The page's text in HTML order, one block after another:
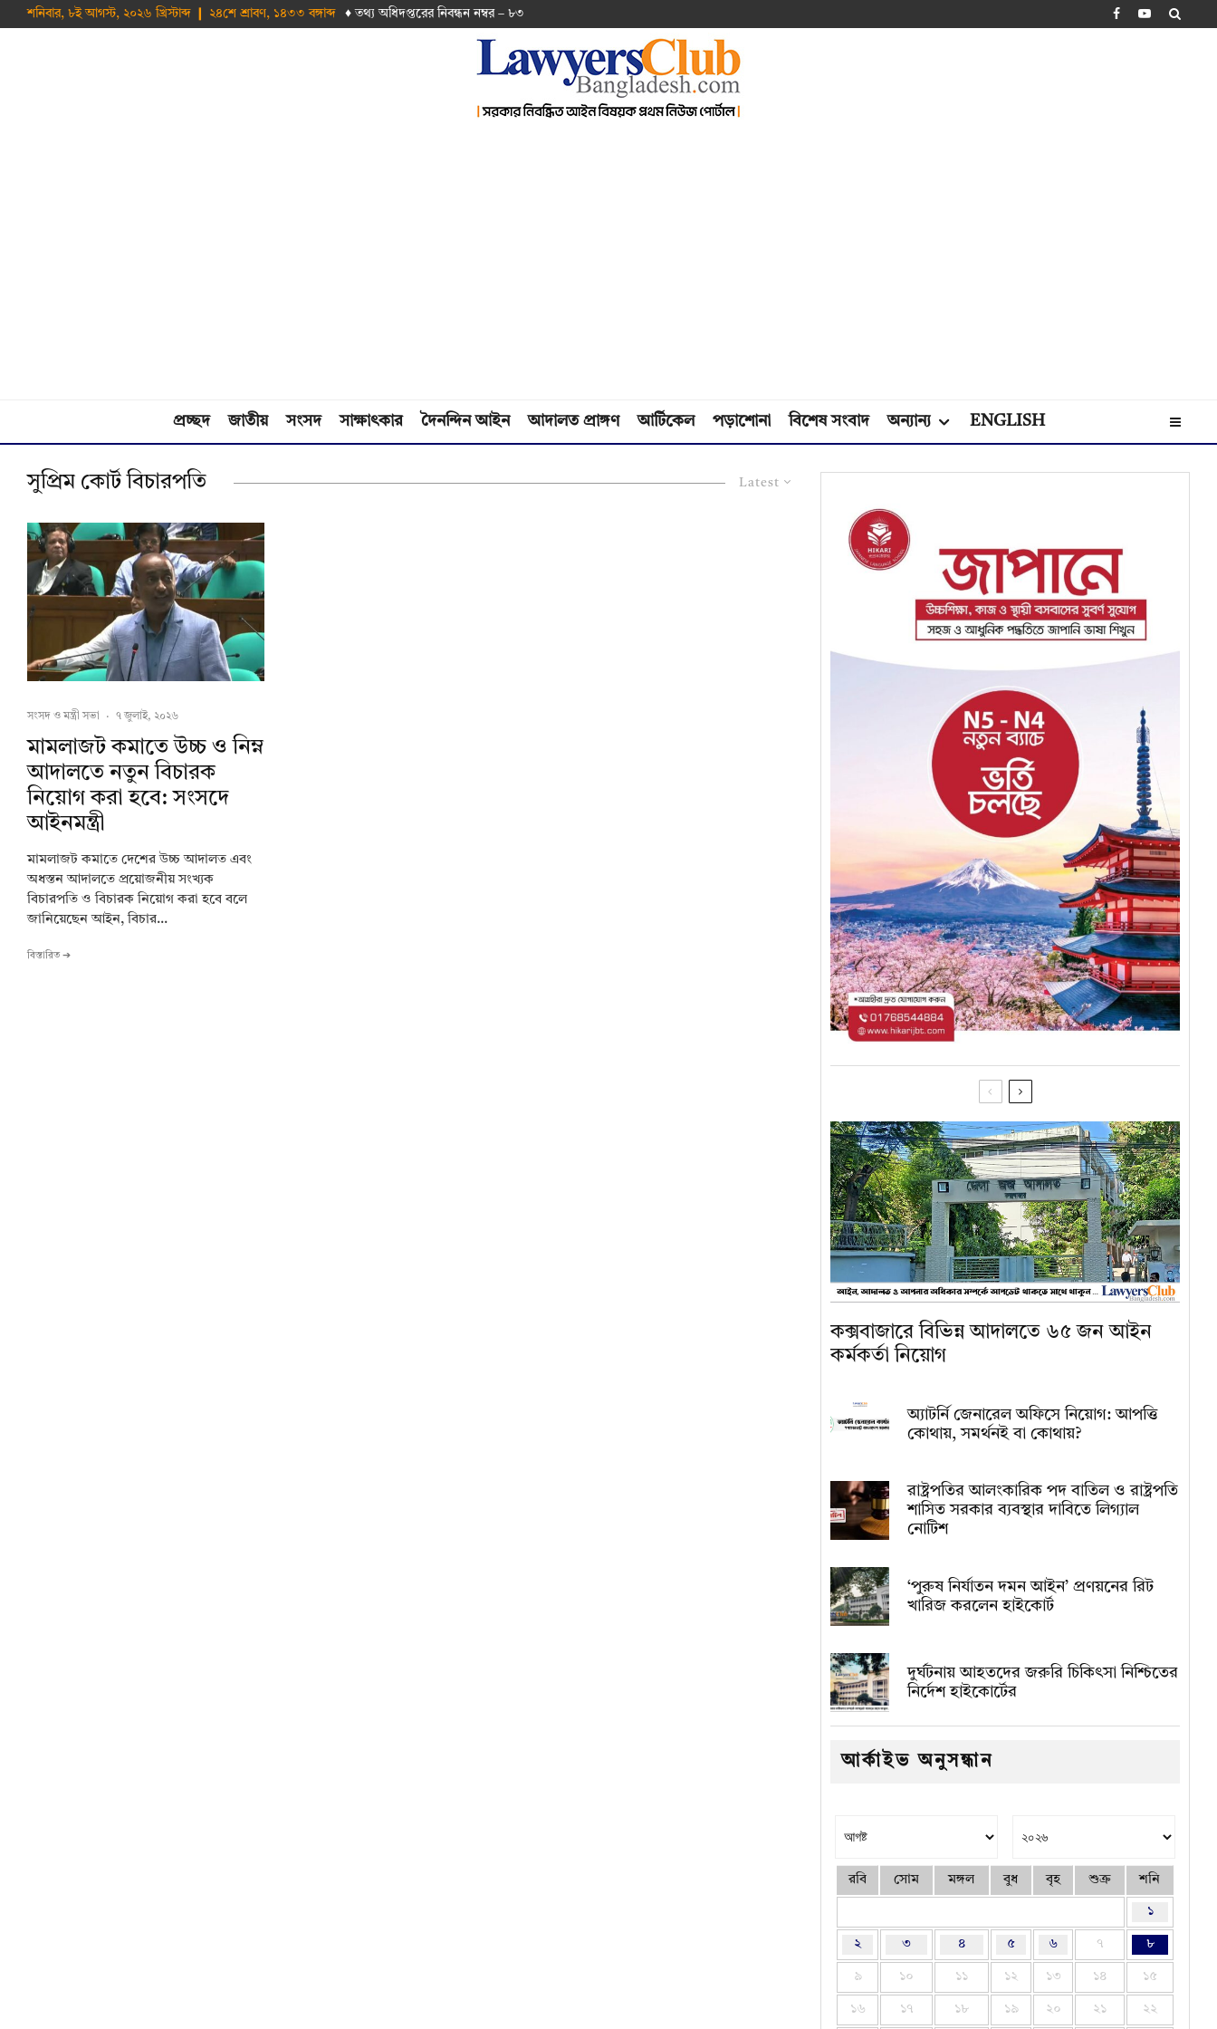
শনিবার, ৮ই আগস্ট, ২০২৬ খ্রিস্টাব্দ ❙ ২৪শে শ্রাবণ, ১৪৩৩ বঙ্গাব্দ ♦ তথ‌্য অ‌ধিদপ্ত‌রের নিবন্ধন নম্বর – ৮৩
প্রচ্ছদ জাতীয় সংসদ সাক্ষাৎকার দৈনন্দিন আইন আদালত প্রাঙ্গণ আর্টিকেল পড়াশোনা বিশেষ সংবাদ অন্যান্য ENGLISH
Latest
সুপ্রিম কোর্ট বিচারপতি
সংসদ ও মন্ত্রী সভা · ৭ জুলাই, ২০২৬
মামলাজট কমাতে উচ্চ ও নিম্ন
আদালতে নতুন বিচারক
নিয়োগ করা হবে: সংসদে
আইনমন্ত্রী
মামলাজট কমাতে দেশের উচ্চ আদালত এবং
অধস্তন আদালতে প্রয়োজনীয় সংখ্যক
বিচারপতি ও বিচারক নিয়োগ করা হবে বলে
জানিয়েছেন আইন, বিচার...
বিস্তারিত ➔
কক্সবাজারে বিভিন্ন আদালতে ৬৫ জন আইন
কর্মকর্তা নিয়োগ
অ্যাটর্নি জেনারেল অফিসে নিয়োগ: আপত্তি
কোথায়, সমর্থনই বা কোথায়?
রাষ্ট্রপতির আলংকারিক পদ বাতিল ও রাষ্ট্রপতি
শাসিত সরকার ব্যবস্থার দাবিতে লিগ্যাল
নোটিশ
‘পুরুষ নির্যাতন দমন আইন’ প্রণয়নের রিট
খারিজ করলেন হাইকোর্ট
দুর্ঘটনায় আহতদের জরুরি চিকিৎসা নিশ্চিতের
নির্দেশ হাইকোর্টের
আর্কাইভ অনুসন্ধান
রবি সোম মঙ্গল বুধ বৃহ শুক্র শনি
১
২ ৩ ৪ ৫ ৬ ৭ ৮
৯ ১০ ১১ ১২ ১৩ ১৪ ১৫
১৬ ১৭ ১৮ ১৯ ২০ ২১ ২২